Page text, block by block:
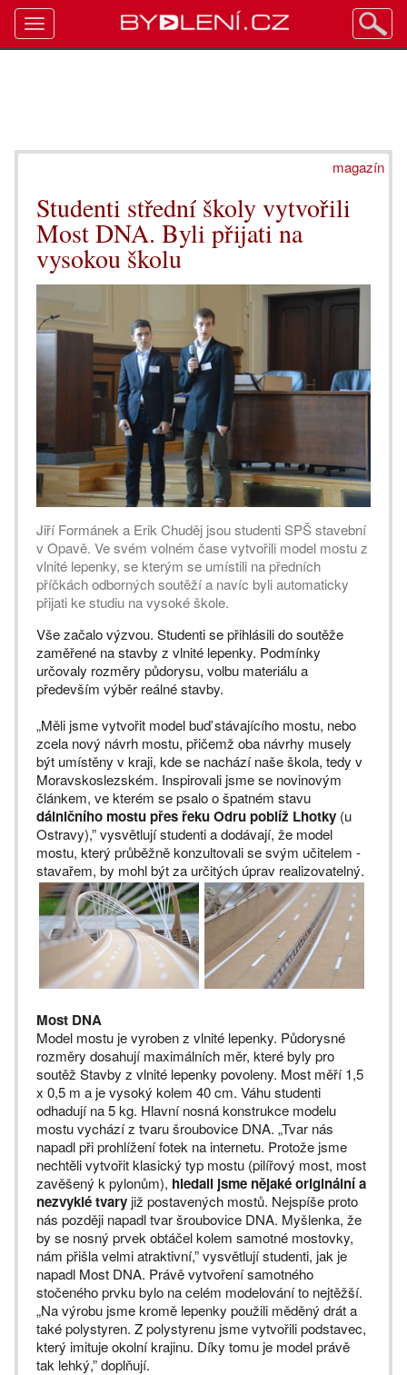
magazín
Studenti střední školy vytvořili
Most DNA. Byli přijati na
vysokou školu
Jiří Formánek a Erik Chuděj jsou studenti SPŠ stavební
v Opavě. Ve svém volném čase vytvořili model mostu z
vlnité lepenky, se kterým se umístili na předních
příčkách odborných soutěží a navíc byli automaticky
přijati ke studiu na vysoké škole.
Vše začalo výzvou. Studenti se přihlásili do soutěže
zaměřené na stavby z vlnité lepenky. Podmínky
určovaly rozměry půdorysu, volbu materiálu a
především výběr reálné stavby.
„Měli jsme vytvořit model buď stávajícího mostu, nebo
zcela nový návrh mostu, přičemž oba návrhy musely
být umístěny v kraji, kde se nachází naše škola, tedy v
Moravskoslezském. Inspirovali jsme se novinovým
článkem, ve kterém se psalo o špatném stavu
dálničního mostu přes řeku Odru poblíž Lhotky (u
Ostravy),” vysvětlují studenti a dodávají, že model
mostu, který průběžně konzultovali se svým učitelem -
stavařem, by mohl být za určitých úprav realizovatelný.
Most DNA
Model mostu je vyroben z vlnité lepenky. Půdorysné
rozměry dosahují maximálních měr, které byly pro
soutěž Stavby z vlnité lepenky povoleny. Most měří 1,5
x 0,5 m a je vysoký kolem 40 cm. Váhu studenti
odhadují na 5 kg. Hlavní nosná konstrukce modelu
mostu vychází z tvaru šroubovice DNA. „Tvar nás
napadl při prohlížení fotek na internetu. Protože jsme
nechtěli vytvořit klasický typ mostu (pilířový most, most
zavěšený k pylonům), hledali jsme nějaké originální a
nezvyklé tvary již postavených mostů. Nejspíše proto
nás později napadl tvar šroubovice DNA. Myšlenka, že
by se nosný prvek obtáčel kolem samotné mostovky,
nám přišla velmi atraktivní,” vysvětlují studenti, jak je
napadl Most DNA. Právě vytvoření samotného
stočeného prvku bylo na celém modelování to nejtěžší.
„Na výrobu jsme kromě lepenky použili měděný drát a
také polystyren. Z polystyrenu jsme vytvořili podstavec,
který imituje okolní krajinu. Díky tomu je model právě
tak lehký,” doplňují.
Toggle
navigation